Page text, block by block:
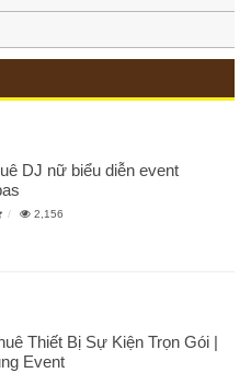
DJ nữ biểu diễn event
2,156
Thiết Bị Sự Kiện Trọn Gói |
Event